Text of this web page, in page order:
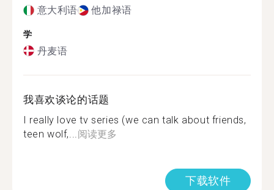
意大利语 他加禄语
学
丹麦语
我喜欢谈论的话题
I really love tv series (we can talk about friends,
teen wolf,... 阅读更多
下载软件